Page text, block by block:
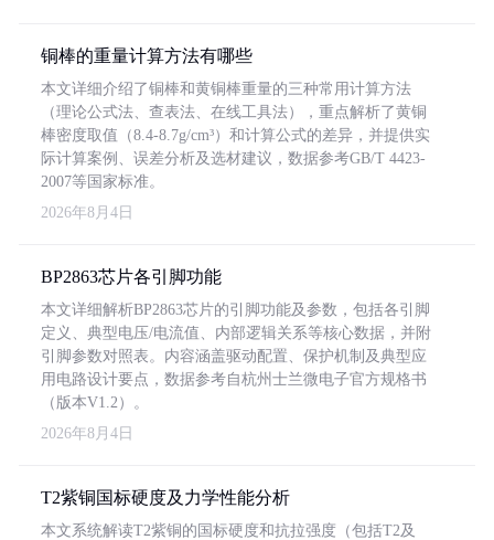
铜棒的重量计算方法有哪些
本文详细介绍了铜棒和黄铜棒重量的三种常用计算方法
（理论公式法、查表法、在线工具法），重点解析了黄铜
棒密度取值（8.4-8.7g/cm³）和计算公式的差异，并提供实
际计算案例、误差分析及选材建议，数据参考GB/T 4423-
2007等国家标准。
2026年8月4日
BP2863芯片各引脚功能
本文详细解析BP2863芯片的引脚功能及参数，包括各引脚
定义、典型电压/电流值、内部逻辑关系等核心数据，并附
引脚参数对照表。内容涵盖驱动配置、保护机制及典型应
用电路设计要点，数据参考自杭州士兰微电子官方规格书
（版本V1.2）。
2026年8月4日
T2紫铜国标硬度及力学性能分析
本文系统解读T2紫铜的国标硬度和抗拉强度（包括T2及